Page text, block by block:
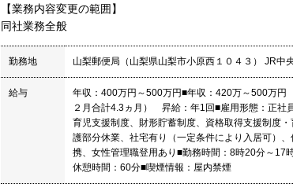
【業務内容変更の範囲】
同社業務全般
勤務地 山梨郵便局（山梨県山梨市小原西１０４３） JR
給与
年収：400万円～500万円■年収：420万～500万
２月合計4.3ヵ月） 昇給：年1回■雇用形態：正
育児支援制度、財形貯蓄制度、資格取得支援制度
護部分休業、社宅有り（一定条件により入居可）
携、女性管理職登用あり■勤務時間：8時20分～
休憩時間：60分■喫煙情報：屋内禁煙